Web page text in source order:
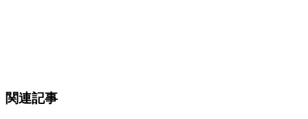
関連記事